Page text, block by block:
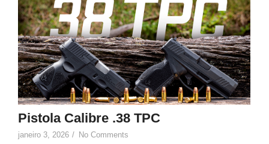
7
Pistola Calibre .38 TPC
janeiro 3, 2026 / No Comments